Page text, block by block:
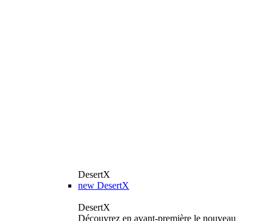
DesertX
new DesertX
DesertX
Découvrez en avant-première le nouveau